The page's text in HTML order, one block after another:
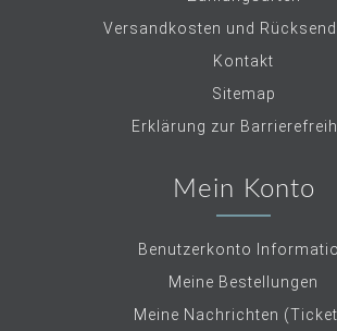
Versandkosten und
Kontakt
Sitemap
Erklärung zur
Mein Konto
Benutzerkonto
Meine Bestellungen
Meine Nachrichten